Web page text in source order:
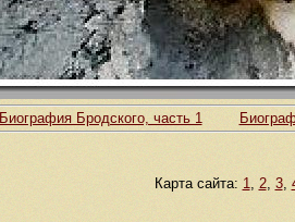
Биография Бродского, часть 1
Карта сайта: 1, 2, 3,